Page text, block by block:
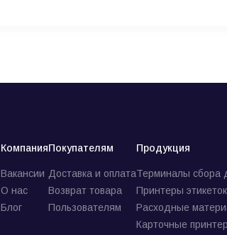
Компания
Вакансии
О нас
Блог
Покупателям
Доставка и оплата
Возврат товара
Пользователям
Продукция
Терминалы
Принтеры этикеток
Расходные
Карточные